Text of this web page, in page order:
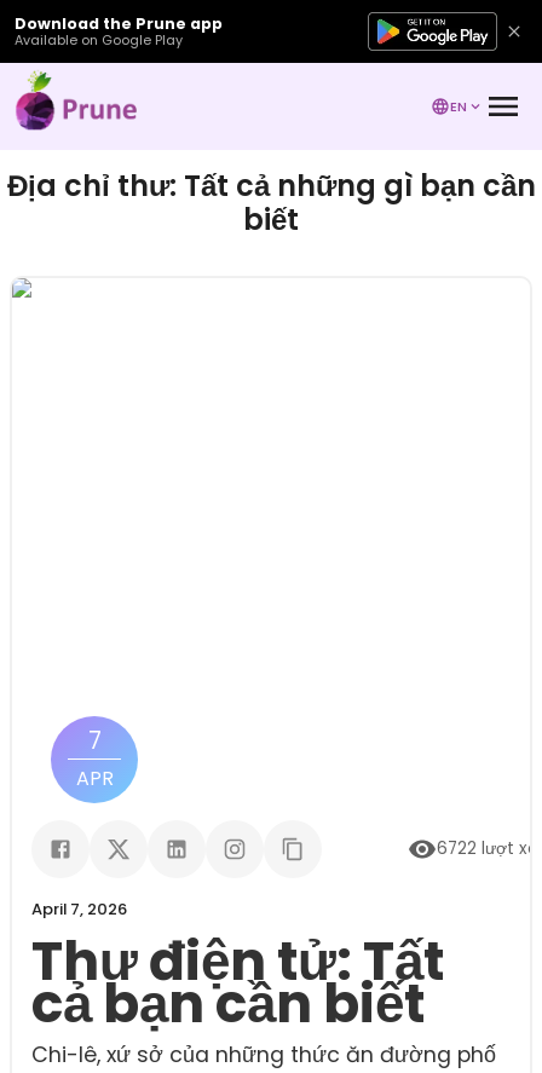
Download the Prune app
Available on Google Play
EN
Địa chỉ thư: Tất cả những gì bạn cần
biết
7
APR
6722 lượt
April 7, 2026
Thư điện tử: Tất
cả bạn cần biết
Chi-lê, xứ sở của những thức ăn đường phố